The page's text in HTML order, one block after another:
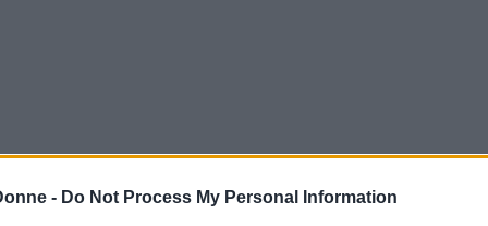
- Do Not Process My Personal Information